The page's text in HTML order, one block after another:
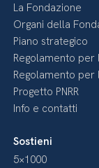
La Fondazione
Organi della
Piano strategico
Regolamento
Regolamento per
Progetto PNRR
Info e contatti
Sostieni
5×1000